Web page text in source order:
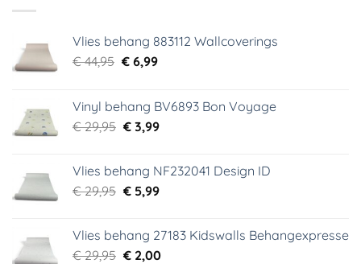
Vlies behang 883112 Wallcoverings
€44,95 Oorspronkelijke
€ 44,95.
€6,99Huidige
€ 6,99.
Vinyl behang BV6893 Bon Voyage
€29,95 Oorspronkelijke
€ 29,95.
€3,99Huidige
€ 3,99.
Vlies behang NF232041 Design ID
€29,95 Oorspronkelijke
€ 29,95.
€5,99Huidige
€ 5,99.
Vlies behang 27183 Kidswalls Behangexpresse
€29,95 Oorspronkelijke
€2,00Huidige